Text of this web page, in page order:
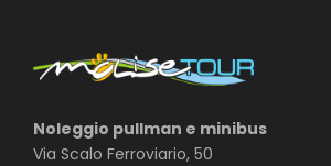
Noleggio pullman e minibus
Via Scalo Ferroviario, 50